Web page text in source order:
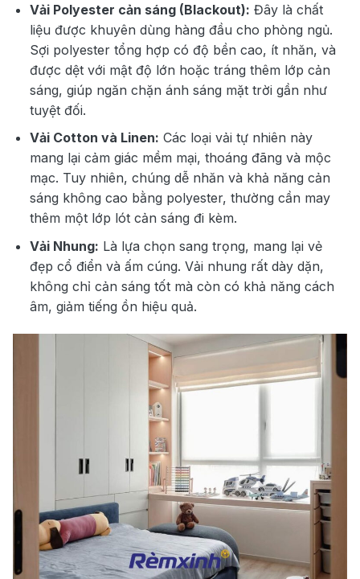
Vải Polyester cản sáng (Blackout): Đây là chất
liệu được khuyên dùng hàng đầu cho phòng ngủ.
Sợi polyester tổng hợp có độ bền cao, ít nhăn, và
được dệt với mật độ lớn hoặc tráng thêm lớp cản
sáng, giúp ngăn chặn ánh sáng mặt trời gần như
tuyệt đối.
Vải Cotton và Linen: Các loại vải tự nhiên này
mang lại cảm giác mềm mại, thoáng đãng và mộc
mạc. Tuy nhiên, chúng dễ nhăn và khả năng cản
sáng không cao bằng polyester, thường cần may
thêm một lớp lót cản sáng đi kèm.
Vải Nhung: Là lựa chọn sang trọng, mang lại vẻ
đẹp cổ điển và ấm cúng. Vải nhung rất dày dặn,
không chỉ cản sáng tốt mà còn có khả năng cách
âm, giảm tiếng ồn hiệu quả.